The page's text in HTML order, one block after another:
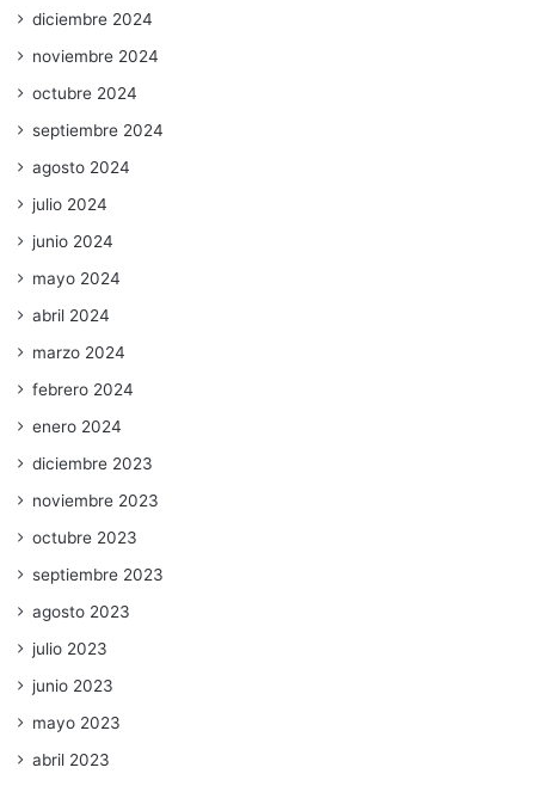
diciembre 2024
noviembre 2024
octubre 2024
septiembre 2024
agosto 2024
julio 2024
junio 2024
mayo 2024
abril 2024
marzo 2024
febrero 2024
enero 2024
diciembre 2023
noviembre 2023
octubre 2023
septiembre 2023
agosto 2023
julio 2023
junio 2023
mayo 2023
abril 2023